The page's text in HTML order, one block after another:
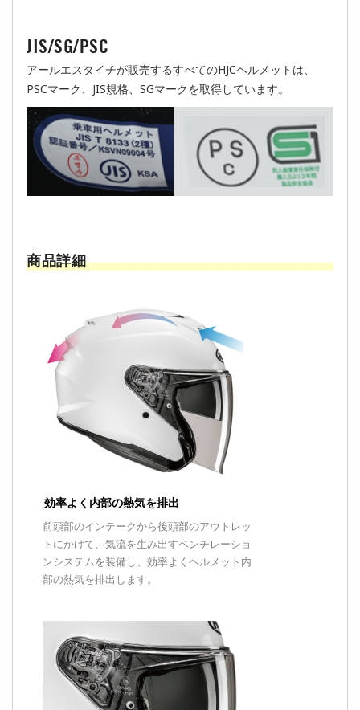
JIS/SG/PSC
アールエスタイチが販売するすべてのHJCヘルメットは、
PSCマーク、JIS規格、SGマークを取得しています。
商品詳細
効率よく内部の熱気を排出
前頭部のインテークから後頭部のアウトレッ
トにかけて、気流を生み出すベンチレーショ
ンシステムを装備し、効率よくヘルメット内
部の熱気を排出します。